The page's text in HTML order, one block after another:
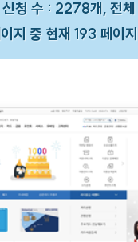
신청 수 : 2278개, 전체
지 중 현재 193 페이지